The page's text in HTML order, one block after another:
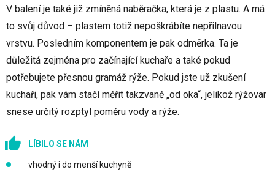
V balení je také již zmíněná naběračka, která je z plastu. A má
to svůj důvod – plastem totiž nepoškrábíte nepřilnavou
vrstvu. Posledním komponentem je pak odměrka. Ta je
důležitá zejména pro začínající kuchaře a také pokud
potřebujete přesnou gramáž rýže. Pokud jste už zkušení
kuchaři, pak vám stačí měřit takzvaně „od oka“, jelikož rýžovar
snese určitý rozptyl poměru vody a rýže.
LÍBILO SE NÁM
vhodný i do menší kuchyně